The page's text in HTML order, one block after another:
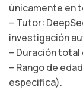
únicamente en
– Tutor:
investigación
– Duración
– Rango de
especifica).